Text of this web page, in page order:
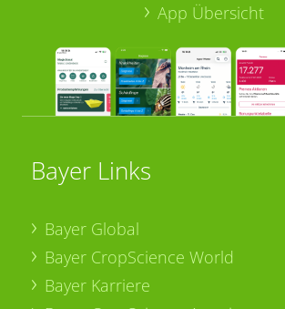
App Übersicht
Bayer Links
Bayer Global
Bayer CropScience World
Bayer Karriere